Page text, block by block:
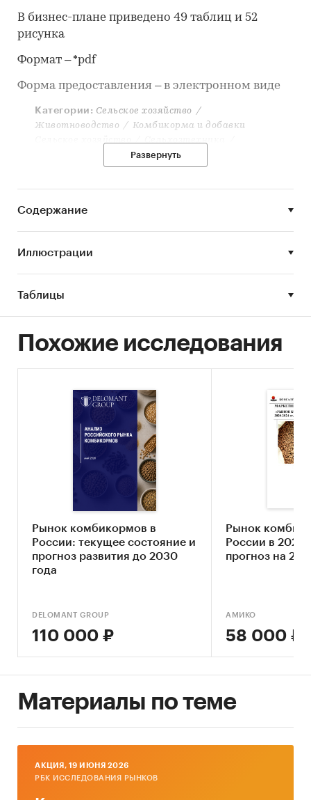
В бизнес-плане приведено 49 таблиц и 52
рисунка
Формат – *pdf
Форма предоставления – в электронном виде
Категории: Сельское хозяйство /
Животноводство / Комбикорма и добавки
Сельское хозяйство / Сельхозтехника
Кормозаготовительная техника
Аквакультура
Развернуть
Содержание
Иллюстрации
Таблицы
Похожие исследования
Рынок комбикормов в
России: текущее состояние и
прогноз развития до 2030
года
DELOMANT GROUP
110 000 ₽
Рынок
России в 2020-
прогноз на
АМИКО
58 000 ₽
Материалы по теме
AКЦИЯ, 19 ИЮНЯ 2026
РБК ИССЛЕДОВАНИЯ РЫНКОВ